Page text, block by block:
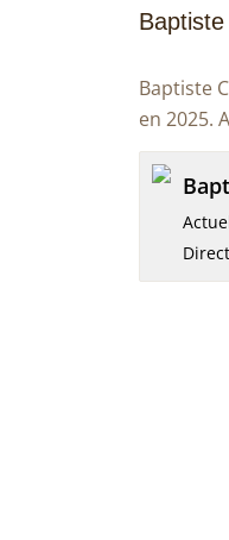
Baptiste
en 2025.